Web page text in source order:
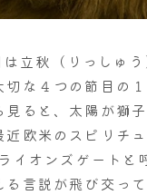
立秋（りっしゅう
切な４つの節目の
見ると、太陽が獅
近欧米のスピリチ
イオンズゲートと
る言説が飛び交っ